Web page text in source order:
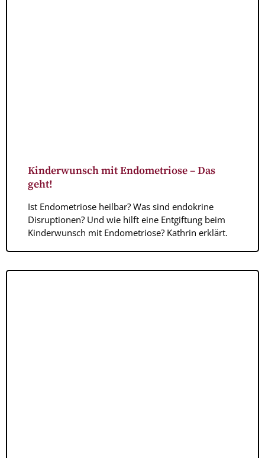
Kinderwunsch mit Endometriose – Das
geht!
Ist Endometriose heilbar? Was sind endokrine
Disruptionen? Und wie hilft eine Entgiftung beim
Kinderwunsch mit Endometriose? Kathrin erklärt.